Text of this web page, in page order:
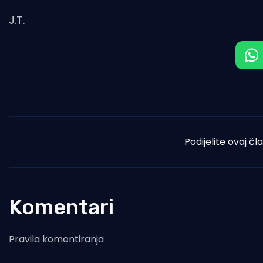
J.T.
Podijelite ovaj
Komentari
Pravila komentiranja